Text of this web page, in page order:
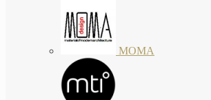
MOMA